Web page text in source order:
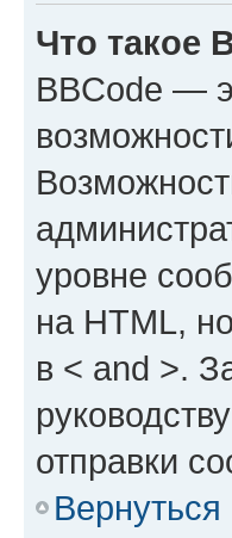
Что такое
BBCode —
уровне
на HTML,
в < and >.
отправки
Вернуться